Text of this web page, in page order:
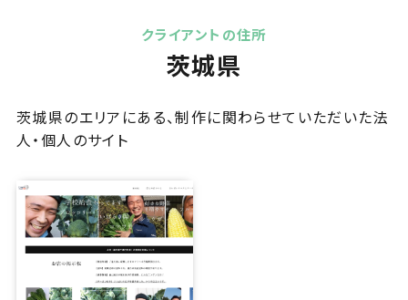
クライアントの住所
茨城県
茨城県のエリアにある、制作に関わらせていただいた法
人・個人のサイト